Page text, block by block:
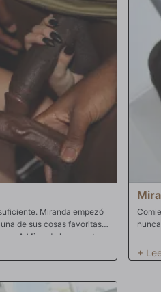
Miranda empezó
de sus cosas favoritas.
¡A Miranda le encanta
los gemidos que hacen
Y hay algo que
su boca, Miranda está
para
antes